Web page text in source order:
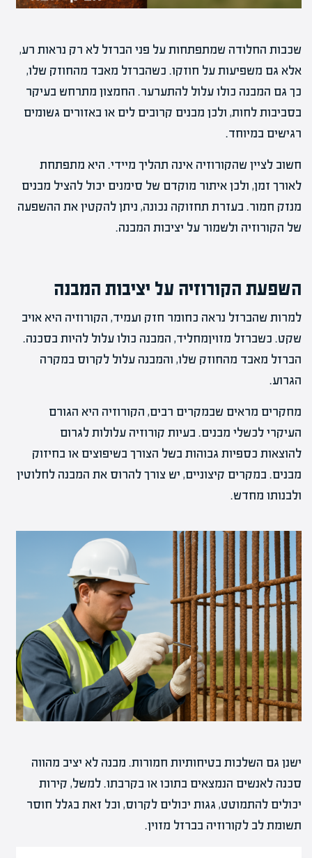
שכבות החלודה שמתפתחות על פני הברזל לא רק נראות רע,
אלא גם משפיעות על חוזקו. כשהברזל מאבד מהחוזק שלו,
כך גם המבנה כולו עלול להתערער. החמצון מתרחש בעיקר
בסביבות לחות, ולכן מבנים קרובים לים או באזורים גשומים
רגישים במיוחד.
חשוב לציין שהקורוזיה אינה תהליך מיידי. היא מתפתחת
לאורך זמן, ולכן איתור מוקדם של סימנים יכול להציל מבנים
מנזק חמור. בעזרת תחזוקה נכונה, ניתן להקטין את ההשפעה
של הקורוזיה ולשמור על יציבות המבנה.
השפעת הקורוזיה על יציבות המבנה
למרות שהברזל נראה כחומר חזק ועמיד, הקורוזיה היא אויב
שקט. כשברזל מזויןמחליד, המבנה כולו עלול להיות בסכנה.
הברזל מאבד מהחוזק שלו, והמבנה עלול לקרוס במקרה
הגרוע.
מחקרים מראים שבמקרים רבים, הקורוזיה היא הגורם
העיקרי לכשלי מבנים. בעיות קורוזיה עלולות לגרום
להוצאות כספיות גבוהות בשל הצורך בשיפוצים או בחיזוק
מבנים. במקרים קיצוניים, יש צורך להרוס את המבנה לחלוטין
ולבנותו מחדש.
ישנן גם השלכות בטיחותיות חמורות. מבנה לא יציב מהווה
סכנה לאנשים הנמצאים בתוכו או בקרבתו. למשל, קירות
יכולים להתמוטט, גגות יכולים לקרוס, וכל זאת בגלל חוסר
תשומת לב לקורוזיה בברזל מזוין.